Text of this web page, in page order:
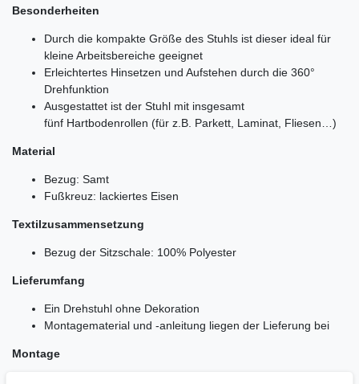
Besonderheiten
Durch die kompakte Größe des Stuhls ist dieser ideal für
kleine Arbeitsbereiche geeignet
Erleichtertes Hinsetzen und Aufstehen durch die 360°
Drehfunktion
Ausgestattet ist der Stuhl mit insgesamt
fünf Hartbodenrollen (für z.B. Parkett, Laminat, Fliesen…)
Material
Bezug: Samt
Fußkreuz: lackiertes Eisen
Textilzusammensetzung
Bezug der Sitzschale: 100% Polyester
Lieferumfang
Ein Drehstuhl ohne Dekoration
Montagematerial und -anleitung liegen der Lieferung bei
Montage